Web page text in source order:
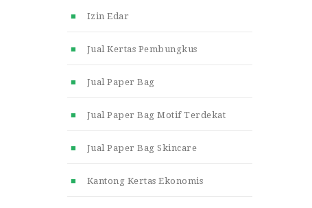
Izin Edar
Jual Kertas Pembungkus
Jual Paper Bag
Jual Paper Bag Motif Terdekat
Jual Paper Bag Skincare
Kantong Kertas Ekonomis